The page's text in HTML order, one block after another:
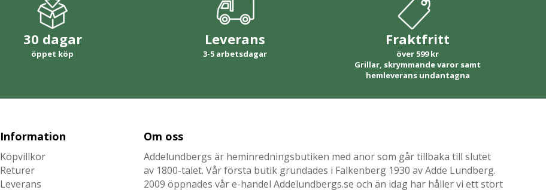
30 dagar
öppet köp
Leverans
3-5 arbetsdagar
Fraktfritt
över 599 kr
Grillar, skrymmande varor samt
hemleverans undantagna
Information
Köpvillkor
Returer
Leverans
Om oss
Addelundbergs är heminredningsbutiken med anor som går tillbaka till slutet
av 1800-talet. Vår första butik grundades i Falkenberg 1930 av Adde Lundberg.
2009 öppnades vår e-handel Addelundbergs.se och än idag har håller vi ett stort